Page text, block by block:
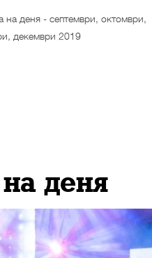
на деня - септември, октомври,
декември 2019
деня